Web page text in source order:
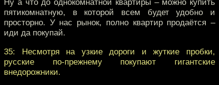
Ну а что до однокомнатной квартиры – можно купить
пятикомнатную, в которой всем будет удобно и
просторно. У нас рынок, полно квартир продаётся –
иди да покупай.
35: Несмотря на узкие дороги и жуткие пробки,
русские по-прежнему покупают гигантские
внедорожники.